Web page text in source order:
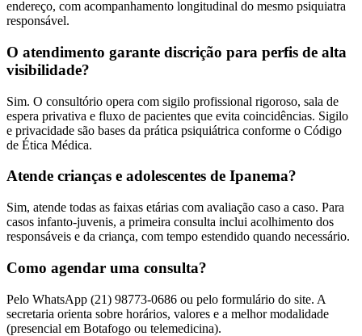
endereço, com acompanhamento longitudinal do mesmo psiquiatra
responsável.
O atendimento garante discrição para perfis de alta
visibilidade?
Sim. O consultório opera com sigilo profissional rigoroso, sala de
espera privativa e fluxo de pacientes que evita coincidências. Sigilo
e privacidade são bases da prática psiquiátrica conforme o Código
de Ética Médica.
Atende crianças e adolescentes de Ipanema?
Sim, atende todas as faixas etárias com avaliação caso a caso. Para
casos infanto-juvenis, a primeira consulta inclui acolhimento dos
responsáveis e da criança, com tempo estendido quando necessário.
Como agendar uma consulta?
Pelo WhatsApp (21) 98773-0686 ou pelo formulário do site. A
secretaria orienta sobre horários, valores e a melhor modalidade
(presencial em Botafogo ou telemedicina).